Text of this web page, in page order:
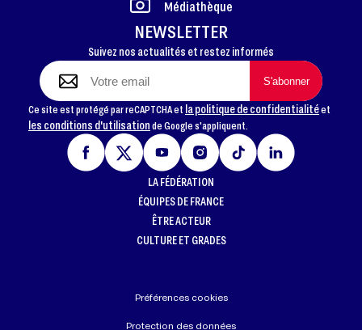
NEWSLETTER
Suivez nos actualités et restez informés
Ce site est protégé par reCAPTCHA et la politique de confidentialitéet
les conditions d'utilisationde Google s'appliquent.
Médiathèque
LA FÉDÉRATION
ÉQUIPES DE FRANCE
ÊTRE ACTEUR
CULTURE ET GRADES
Préférences cookies
Protection des données